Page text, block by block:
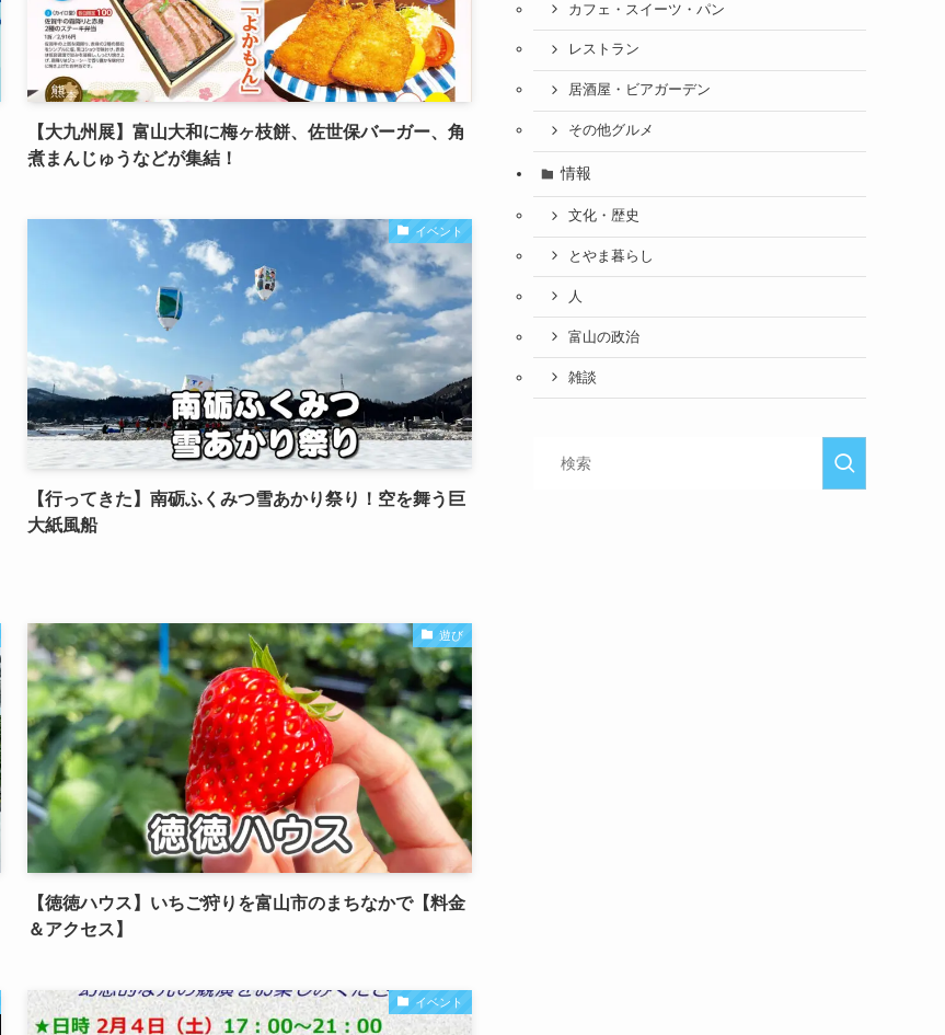
【大九州展】富山大和に梅ヶ枝餅、佐世保バーガー、角
煮まんじゅうなどが集結！
イベント
【行ってきた】南砺ふくみつ雪あかり祭り！空を舞う巨
大紙風船
遊び
【徳徳ハウス】いちご狩りを富山市のまちなかで【料金
＆アクセス】
イベント
カフェ・スイーツ・パン
レストラン
居酒屋・ビアガーデン
その他グルメ
情報
文化・歴史
とやま暮らし
人
富山の政治
雑談